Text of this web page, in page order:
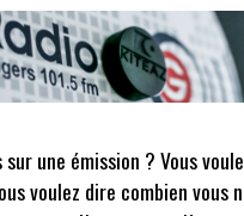
une émission ? Vous
voulez dire combien vous